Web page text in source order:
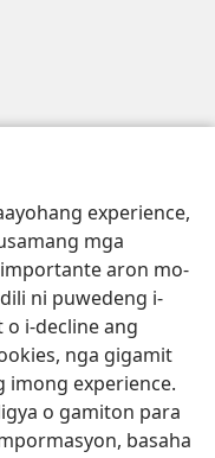
experience,
mga
aron mo-
ni puwedeng i-
o i-decline ang
nga gigamit
imong experience.
o gamiton para
basaha